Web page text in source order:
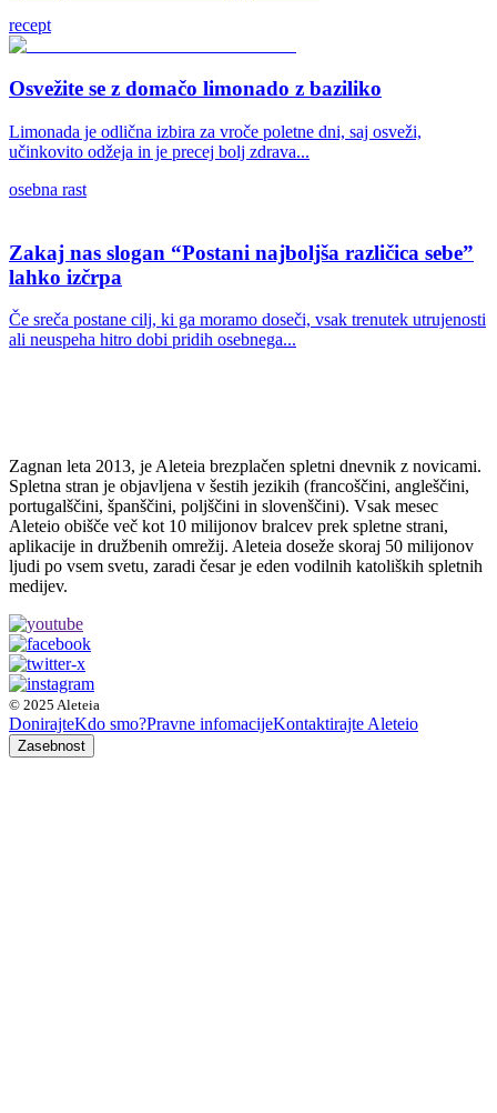
recept
Osvežite se z domačo limonado z baziliko
Limonada je odlična izbira za vroče poletne dni, saj osveži,
učinkovito odžeja in je precej bolj zdrava...
osebna rast
Zakaj nas slogan “Postani najboljša različica sebe”
lahko izčrpa
Če sreča postane cilj, ki ga moramo doseči, vsak trenutek utrujenosti
ali neuspeha hitro dobi pridih osebnega...
Zagnan leta 2013, je Aleteia brezplačen spletni dnevnik z novicami.
Spletna stran je objavljena v šestih jezikih (francoščini, angleščini,
portugalščini, španščini, poljščini in slovenščini). Vsak mesec
Aleteio obišče več kot 10 milijonov bralcev prek spletne strani,
aplikacije in družbenih omrežij. Aleteia doseže skoraj 50 milijonov
ljudi po vsem svetu, zaradi česar je eden vodilnih katoliških spletnih
medijev.
© 2025 Aleteia
DonirajteKdo smo?Pravne infomacijeKontaktirajte Aleteio
Zasebnost